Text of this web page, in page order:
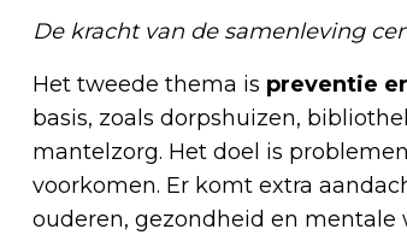
De kracht van de samenleving
Het tweede thema is preventie
basis, zoals dorpshuizen,
mantelzorg. Het doel is
voorkomen. Er komt extra
ouderen, gezondheid en mentale